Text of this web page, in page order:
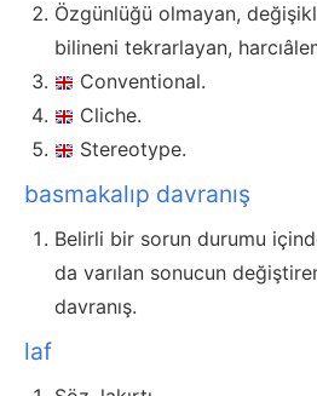
Özgünlüğü olmayan,
bilineni tekrarlayan,
Conventional.
Cliche.
Stereotype.
basmakalıp davranış
Belirli bir sorun durumu
da varılan sonucun
davranış.
laf